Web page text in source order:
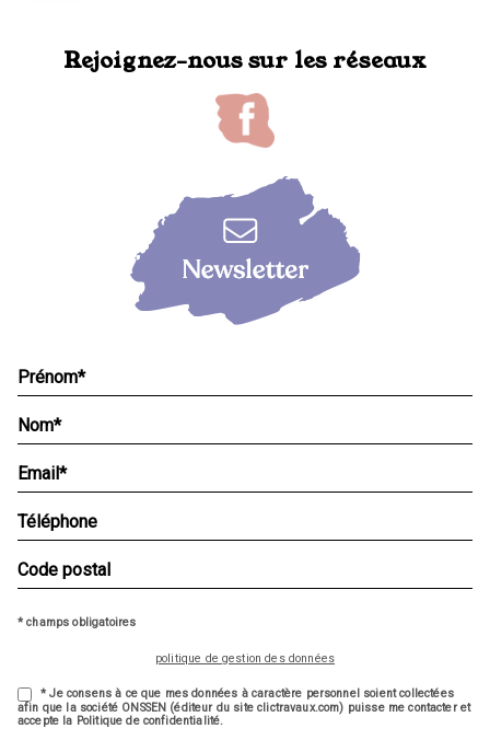
Rejoignez-nous sur les réseaux
* champs obligatoires
politique de gestion des données
* Je consens à ce que mes données à caractère personnel soient collectées
afin que la société ONSSEN (éditeur du site clictravaux.com) puisse me contacter et
accepte la Politique de confidentialité.